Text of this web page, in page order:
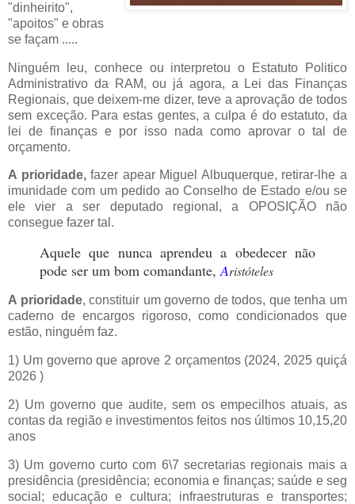
"dinheirito",
"apoitos" e obras
se façam .....
Ninguém leu, conhece ou interpretou o Estatuto Politico
Administrativo da RAM, ou já agora, a Lei das Finanças
Regionais, que deixem-me dizer, teve a aprovação de todos
sem exceção. Para estas gentes, a culpa é do estatuto, da
lei de finanças e por isso nada como aprovar o tal de
orçamento.
A prioridade,fazer apear Miguel Albuquerque, retirar-lhe a
imunidade com um pedido ao Conselho de Estado e/ou se
ele vier a ser deputado regional, a OPOSIÇÃO não
consegue fazer tal.
Aquele que nunca aprendeu a obedecer não
pode ser um bom comandante,Aristóteles
A prioridade, constituir um governo de todos, que tenha um
caderno de encargos rigoroso, como condicionados que
estão, ninguém faz.
1) Um governo que aprove 2 orçamentos (2024, 2025 quiçá
2026 )
2) Um governo que audite, sem os empecilhos atuais, as
contas da região e investimentos feitos nos últimos 10,15,20
anos
3) Um governo curto com 6\7 secretarias regionais mais a
presidência (presidência; economia e finanças; saúde e seg
social; educação e cultura; infraestruturas e transportes;